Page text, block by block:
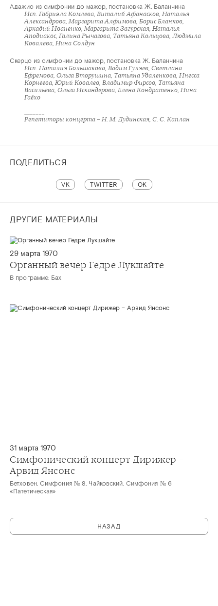
Адажио из симфонии до мажор, постановка Ж. Баланчина
Исп. Габриэла Комлева, Виталий Афанасков, Наталья
Александрова, Маргарита Алфимова, Борис Бланков,
Аркадий Иваненко, Маргарита Загурская, Наталья
Аподиакос, Галина Рычагова, Татьяна Кольцова, Людмила
Ковалева, Нина Солдун
Скерцо из симфонии до мажор, постановка Ж. Баланчина
Исп. Наталия Большакова, Вадим Гуляев, Светлана
Ефремова, Ольга Вторушина, Татьяна Удаленкова, Инесса
Корнеева, Юрий Ковалев, Владимир Фирсов, Татьяна
Васильева, Ольга Искандерова, Елена Кондратенко, Нина
Гаёхо
Репетиторы концерта – Н. М. Дудинская, С. С. Каплан
ПОДЕЛИТЬСЯ
VK TWITTER OK
ДРУГИЕ МАТЕРИАЛЫ
29 марта 1970
Органный вечер Гедре Лукшайте
В программе: Бах
31 марта 1970
Симфонический концерт Дирижер –
Арвид Янсонс
Бетховен. Симфония № 8. Чайковский. Симфония № 6
«Патетическая»
НАЗАД